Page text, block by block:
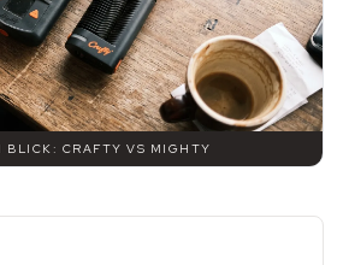
BLICK: CRAFTY VS MIGHTY